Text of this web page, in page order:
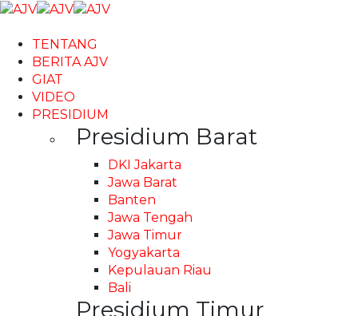
TENTANG
BERITA AJV
GIAT
VIDEO
PRESIDIUM
Presidium Barat
DKI Jakarta
Jawa Barat
Banten
Jawa Tengah
Jawa Timur
Yogyakarta
Kepulauan Riau
Bali
Presidium Timur